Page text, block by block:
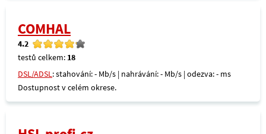
COMHAL
4.2
testů celkem: 18
DSL/ADSL: stahování: - Mb/s | nahrávání: - Mb/s | odezva: - ms
Dostupnost v celém okrese.